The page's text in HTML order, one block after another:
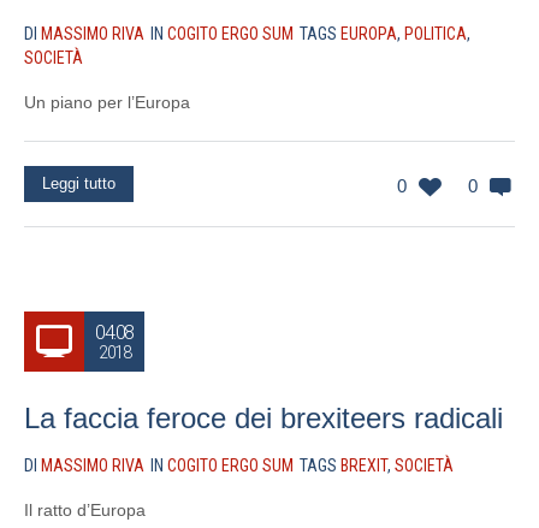
DI MASSIMO RIVA IN COGITO ERGO SUM TAGS EUROPA, POLITICA,
SOCIETÀ
Un piano per l’Europa
0 0
Leggi tutto
04.08
2018
La faccia feroce dei brexiteers radicali
DI MASSIMO RIVA IN COGITO ERGO SUM TAGS BREXIT, SOCIETÀ
Il ratto d’Europa